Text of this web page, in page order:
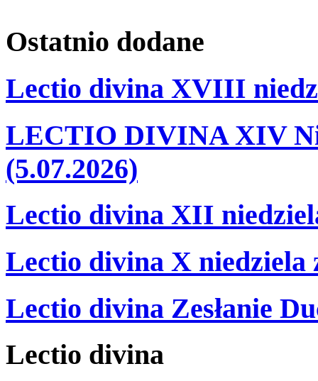
Ostatnio dodane
Lectio divina XVIII
LECTIO DIVINA XIV
(5.07.2026)
Lectio divina XII
Lectio divina X niedziela
Lectio divina Zesłanie
Lectio divina